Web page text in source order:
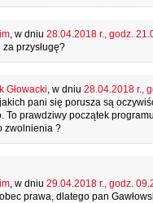
, w dniu 28.04.2018 r., godz.
przysługę?
Głowacki, w dniu 28.04.2018 r.,
pani się porusza są
To prawdziwy początek
zwolnienia ?
, w dniu 29.04.2018 r., godz.
prawa, dlatego pan